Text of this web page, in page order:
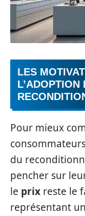
LES
Pour mieux
du
pencher sur
le prix reste le
représentant